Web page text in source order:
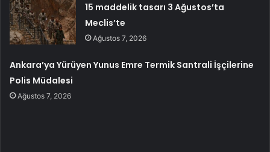
15 maddelik tasarı 3 Ağustos’ta
Meclis’te
Ağustos 7, 2026
Ankara’ya Yürüyen Yunus Emre Termik Santrali İşçilerine
Polis Müdalesi
Ağustos 7, 2026